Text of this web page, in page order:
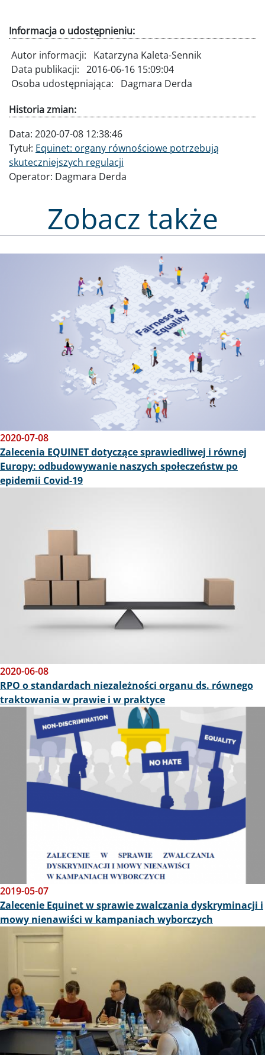
Informacja o udostępnieniu:
Autor informacji:
Katarzyna Kaleta-Sennik
Data publikacji: 2016-06-16 15:09:04
Osoba udostępniająca:
Dagmara Derda
Historia zmian:
Data: 2020-07-08 12:38:46
Tytuł: Equinet: organy równościowe potrzebują
skuteczniejszych regulacji
Operator: Dagmara Derda
Zobacz także
2020-07-08
Zalecenia EQUINET dotyczące sprawiedliwej i równej
Europy: odbudowywanie naszych społeczeństw po
epidemii Covid-19
2020-06-08
RPO o standardach niezależności organu ds. równego
traktowania w prawie i w praktyce
2019-05-07
Zalecenie Equinet w sprawie zwalczania dyskryminacji i
mowy nienawiści w kampaniach wyborczych
Obraz